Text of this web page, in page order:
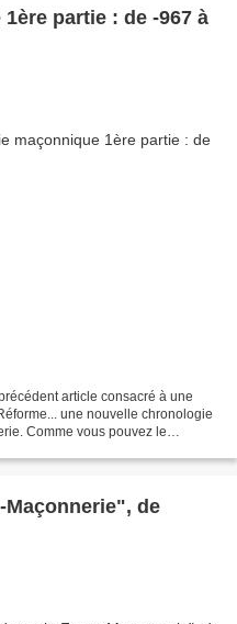
partie : de -967 à
article consacré à une
une nouvelle chronologie
Comme vous pouvez le
Maçonnerie", de